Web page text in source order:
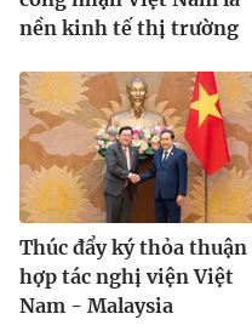
nền kinh tế thị trường
Thúc đẩy ký thỏa thuận
hợp tác nghị viện Việt
Nam - Malaysia